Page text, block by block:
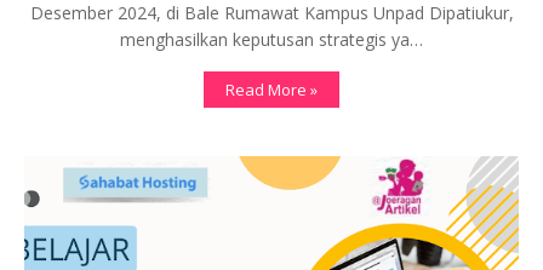
Desember 2024, di Bale Rumawat Kampus Unpad Dipatiukur,
menghasilkan keputusan strategis ya…
Read More »